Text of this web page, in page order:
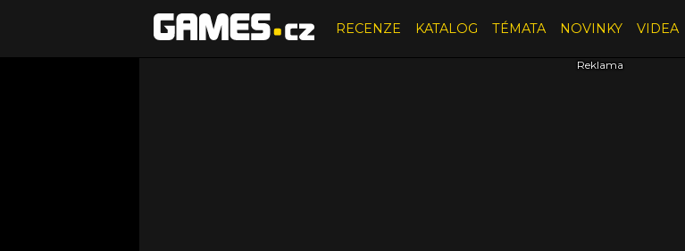
RECENZE KATALOG TÉMATA NOVINKY VIDEA